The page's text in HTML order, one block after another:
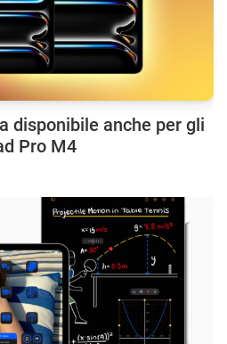
disponibile anche per gli
Pro M4